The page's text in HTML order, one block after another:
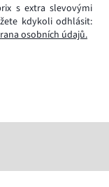
s extra slevovými
kdykoli odhlásit:
osobních údajů.